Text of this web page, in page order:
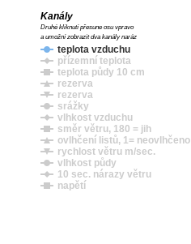
teplota vzduchu
přízemní teplota
teplota půdy 10 cm
rezerva
rezerva
srážky
vlhkost vzduchu
směr větru, 180 = jih
ovlhčení listů, 1= neovlhčeno
rychlost větru m/sec.
vlhkost půdy
10 sec. nárazy větru
napětí
Kanály
Druhé kliknutí přesune osu vpravo
a umožní zobrazit dva kanály naráz